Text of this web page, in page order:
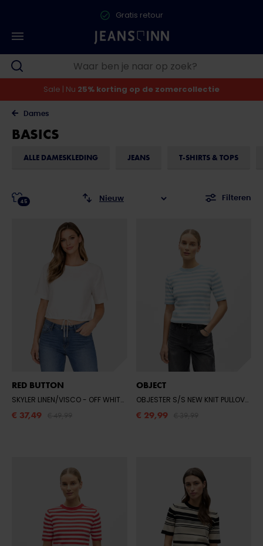
Gratis retour
Sale | Nu 25% korting op de zomercollectie
Dames
BASICS
ALLE DAMESKLEDING JEANS T-SHIRTS & TOPS
Filteren
45
RED BUTTON
SKYLER LINEN/VISCO - OFF WHITE68
€ 37,49
OBJECT
OBJESTER S/S NEW KNIT PULLOVER NOOS
€ 29,99